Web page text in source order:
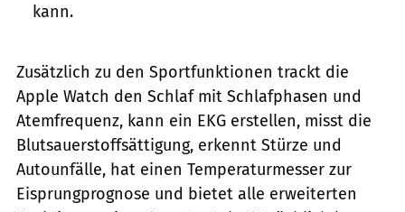
kann.
Zusätzlich zu den Sportfunktionen trackt die
Apple Watch den Schlaf mit Schlafphasen und
Atemfrequenz, kann ein EKG erstellen, misst die
Blutsauerstoffsättigung, erkennt Stürze und
Autounfälle, hat einen Temperaturmesser zur
Eisprungprognose und bietet alle erweiterten